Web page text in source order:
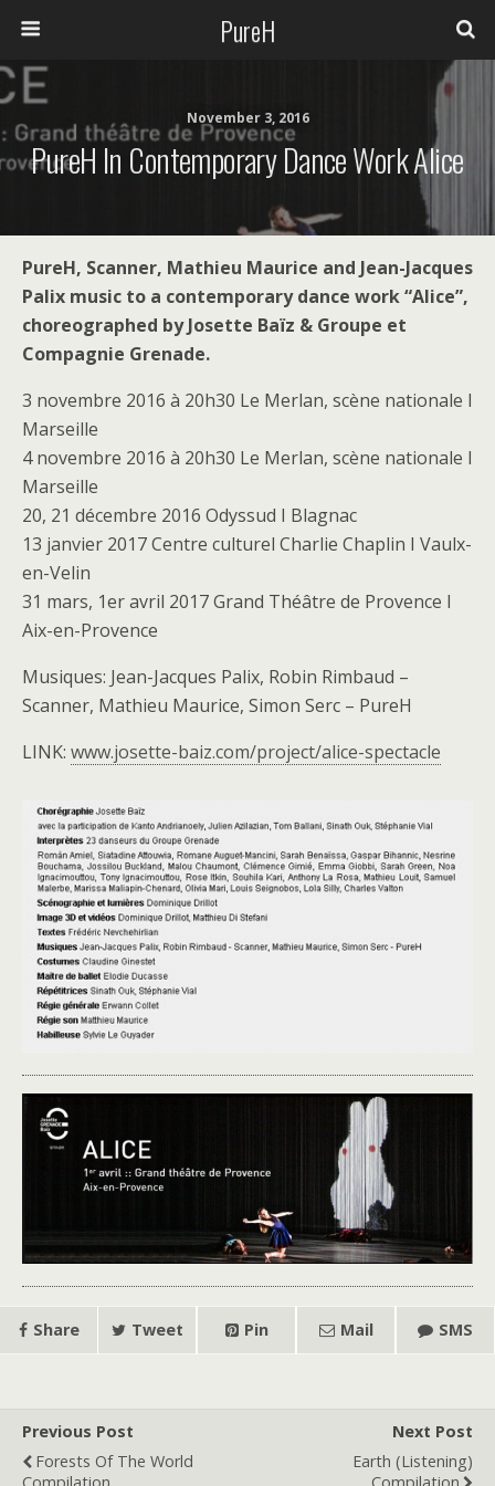
PureH
November 3, 2016
PureH In Contemporary Dance Work Alice
PureH, Scanner, Mathieu Maurice and Jean-Jacques
Palix music to a contemporary dance work “Alice”,
choreographed by Josette Baïz & Groupe et
Compagnie Grenade.
3 novembre 2016 à 20h30 Le Merlan, scène nationale I
Marseille
4 novembre 2016 à 20h30 Le Merlan, scène nationale I
Marseille
20, 21 décembre 2016 Odyssud I Blagnac
13 janvier 2017 Centre culturel Charlie Chaplin I Vaulx-
en-Velin
31 mars, 1er avril 2017 Grand Théâtre de Provence I
Aix-en-Provence
Musiques: Jean-Jacques Palix, Robin Rimbaud –
Scanner, Mathieu Maurice, Simon Serc – PureH
LINK: www.josette-baiz.com/project/alice-spectacle
Share Tweet Pin Mail SMS
Previous Post
Forests Of The World
Next Post
Earth (Listening)